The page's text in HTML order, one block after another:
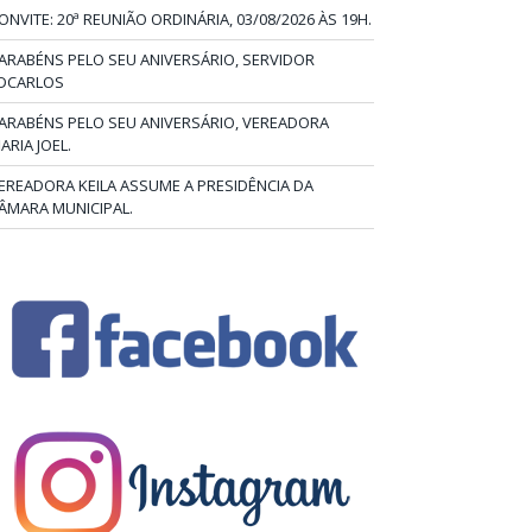
20ª REUNIÃO ORDINÁRIA, 03/08/2026 ÀS 19H.
PELO SEU ANIVERSÁRIO, SERVIDOR
PELO SEU ANIVERSÁRIO, VEREADORA
JOEL.
KEILA ASSUME A PRESIDÊNCIA DA
MUNICIPAL.